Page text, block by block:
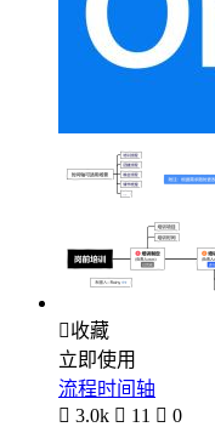
收藏
立即使用
流程时间轴
 3.0k  11  0